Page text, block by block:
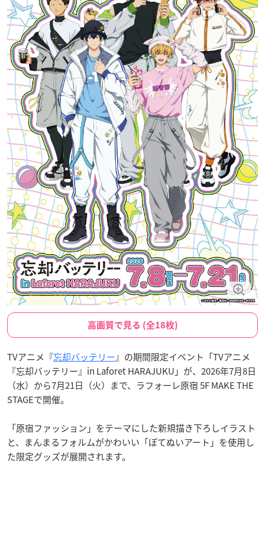
高画質で見る (全18枚)
TVアニメ『忘却バッテリー』の期間限定イベント「TVアニメ
『忘却バッテリー』in Laforet HARAJUKU」が、2026年7月8日
（水）から7月21日（火）まで、ラフォーレ原宿 5F MAKE THE
STAGEで開催。
「原宿ファッション」をテーマにした新規描き下ろしイラスト
と、まんまるフォルムがかわいい「ぽてぬいアート」を使用し
た限定グッズが展開されます。